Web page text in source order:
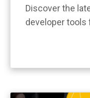
Discover the
developer tools